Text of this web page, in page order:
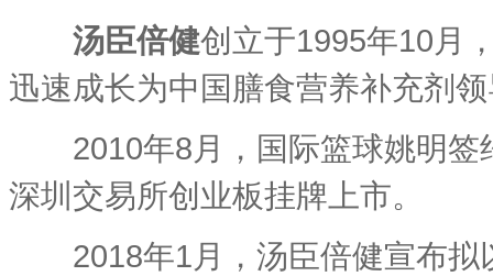
汤臣倍健创立于1995年10月
迅速成长为中国膳食营养补充剂
2010年8月，国际篮球姚明签
深圳交易所创业板挂牌上市。
2018年1月，汤臣倍健宣布拟